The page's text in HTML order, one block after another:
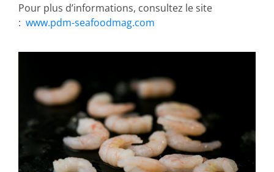
Pour plus d’informations, consultez le site
: www.pdm-seafoodmag.com